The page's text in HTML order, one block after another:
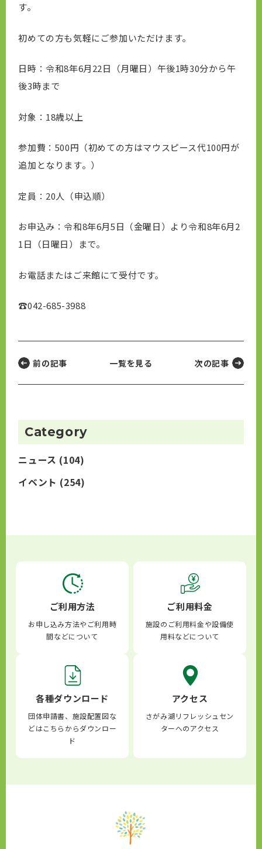
す。
初めての方も気軽にご参加いただけます。
日時：令和8年6月22日（月曜日）午後1時30分から午
後3時まで
対象：18歳以上
参加費：500円（初めての方はマウスピース代100円が
追加となります。）
定員：20人（申込順）
お申込み：令和8年6月5日（金曜日）より令和8年6月2
1日（日曜日）まで。
お電話またはご来館にて受付です。
☎042-685-3988
前の記事 一覧を見る 次の記事
Category
ニュース (104)
イベント (254)
ご利用方法
お申し込み方法やご利用時
間などについて
ご利用料金
施設のご利用料金や設備使
用料などについて
各種ダウンロード
団体申請書、施設配置図な
どはこちらからダウンロー
ド
アクセス
さがみ湖リフレッシュセン
ターへのアクセス